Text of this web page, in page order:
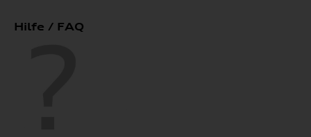
Hilfe / FAQ